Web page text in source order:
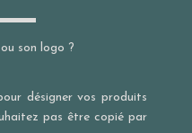
son logo ?
désigner vos produits
pas être copié par